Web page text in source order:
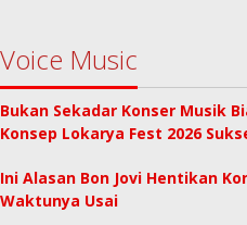
Voice Music
Bukan Sekadar Konser Musik
Konsep Lokarya Fest 2026
Ini Alasan Bon Jovi Hentikan
Waktunya Usai